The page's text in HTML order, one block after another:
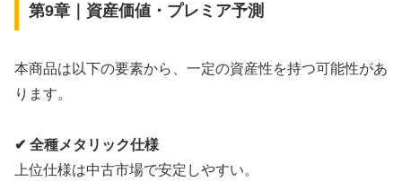
第9章｜資産価値・プレミア予測
本商品は以下の要素から、一定の資産性を持つ可能性があ
ります。
✔ 全種メタリック仕様
上位仕様は中古市場で安定しやすい。